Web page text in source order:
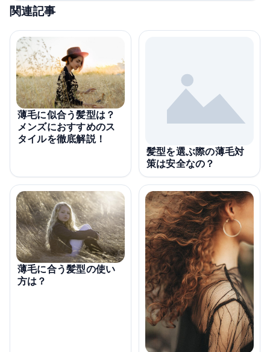
関連記事
薄毛に似合う髪型は？
メンズにおすすめのス
タイルを徹底解説！
髪型を選ぶ際の薄毛対
策は安全なの？
薄毛に合う髪型の使い
方は？